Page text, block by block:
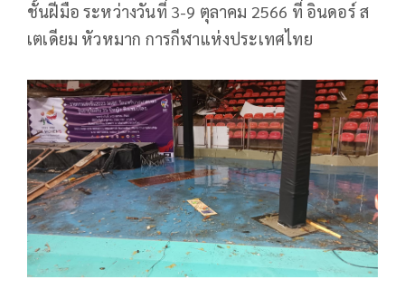
ชั้นฝีมือ ระหว่างวันที่ 3-9 ตุลาคม 2566 ที่ อินดอร์ ส
เตเดียม หัวหมาก การกีฬาแห่งประเทศไทย